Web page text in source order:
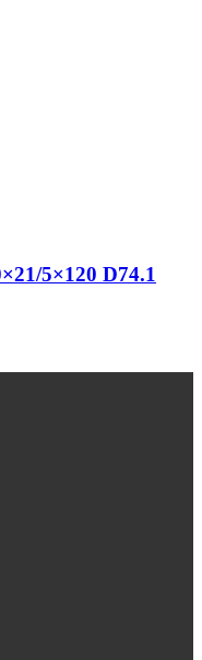
5×120 D74.1